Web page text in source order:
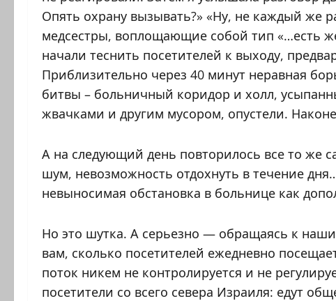
Опять охрану вызывать?» «Ну, не каждый же
медсестры, воплощающие собой тип «…есть
начали теснить посетителей к выходу,
Приблизительно через 40 минут неравная
битвы – больничный коридор и холл,
жвачками и другим мусором, опустели.
А на следующий день повторилось все то же
шум, невозможность отдохнуть в течение
невыносимая обстановка в больнице как
Но это шутка. А серьезно — обращаясь к
вам, сколько посетителей ежедневно
поток никем не контролируется и не
посетители со всего севера Израиля: едут